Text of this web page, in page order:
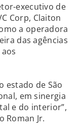
executivo de
Corp, Claiton
a operadora
das agências
estado de São
em sinergia
e do interior”,
Roman Jr.